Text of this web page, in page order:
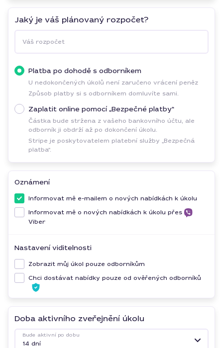
Jaký je váš plánovaný rozpočet?
Váš rozpočet
Platba po dohodě s odborníkem
U nedokončených úkolů není zaručeno vrácení peněz
Způsob platby si s odborníkem domluvíte sami.
Zaplatit online pomocí „Bezpečné platby“
Částka bude stržena z vašeho bankovního účtu, ale
odborník ji obdrží až po dokončení úkolu.
Stripe je poskytovatelem platební služby „Bezpečná
platba“.
Oznámení
Informovat mě e-mailem o nových nabídkách k úkolu
Informovat mě o nových nabídkách k úkolu přes
Viber
Nastavení viditelnosti
Zobrazit můj úkol pouze odborníkům
Chci dostávat nabídky pouze od ověřených odborníků
Doba aktivního zveřejnění úkolu
Bude aktivní po dobu
14 dní